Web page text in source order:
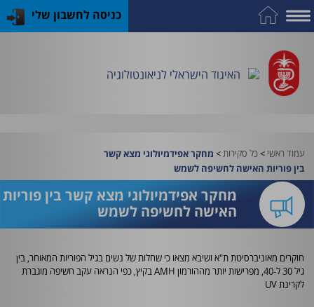
כניסה לחשבון שלי
האיגוד הישראלי לניאונטולוגיה
על
האיגוד
פרסומי
האיגוד
התמחות
במקצוע
כח
אדם
וציוד
כלים
שימושיים
כנס
האיגוד
עמוד ראשי>כל סקירות> מחקר אפידמיולוגי מצא קשר
בין פוריות האישה לחשיפה לשמש
מחקר אפידמיולוגי מצא קשר בין פוריות
האישה לחשיפה לשמש
חוקרים מאוניברסיטת ת"א ושיבא מצאו כי שחלות של נשים בגיל הפוריות המאוחר, בין
גיל 30 ל-40, מפרישות יותר מההורמון AMHבקיץ, כפי הנראה עקב חשיפה מוגברת
לקרינתUV